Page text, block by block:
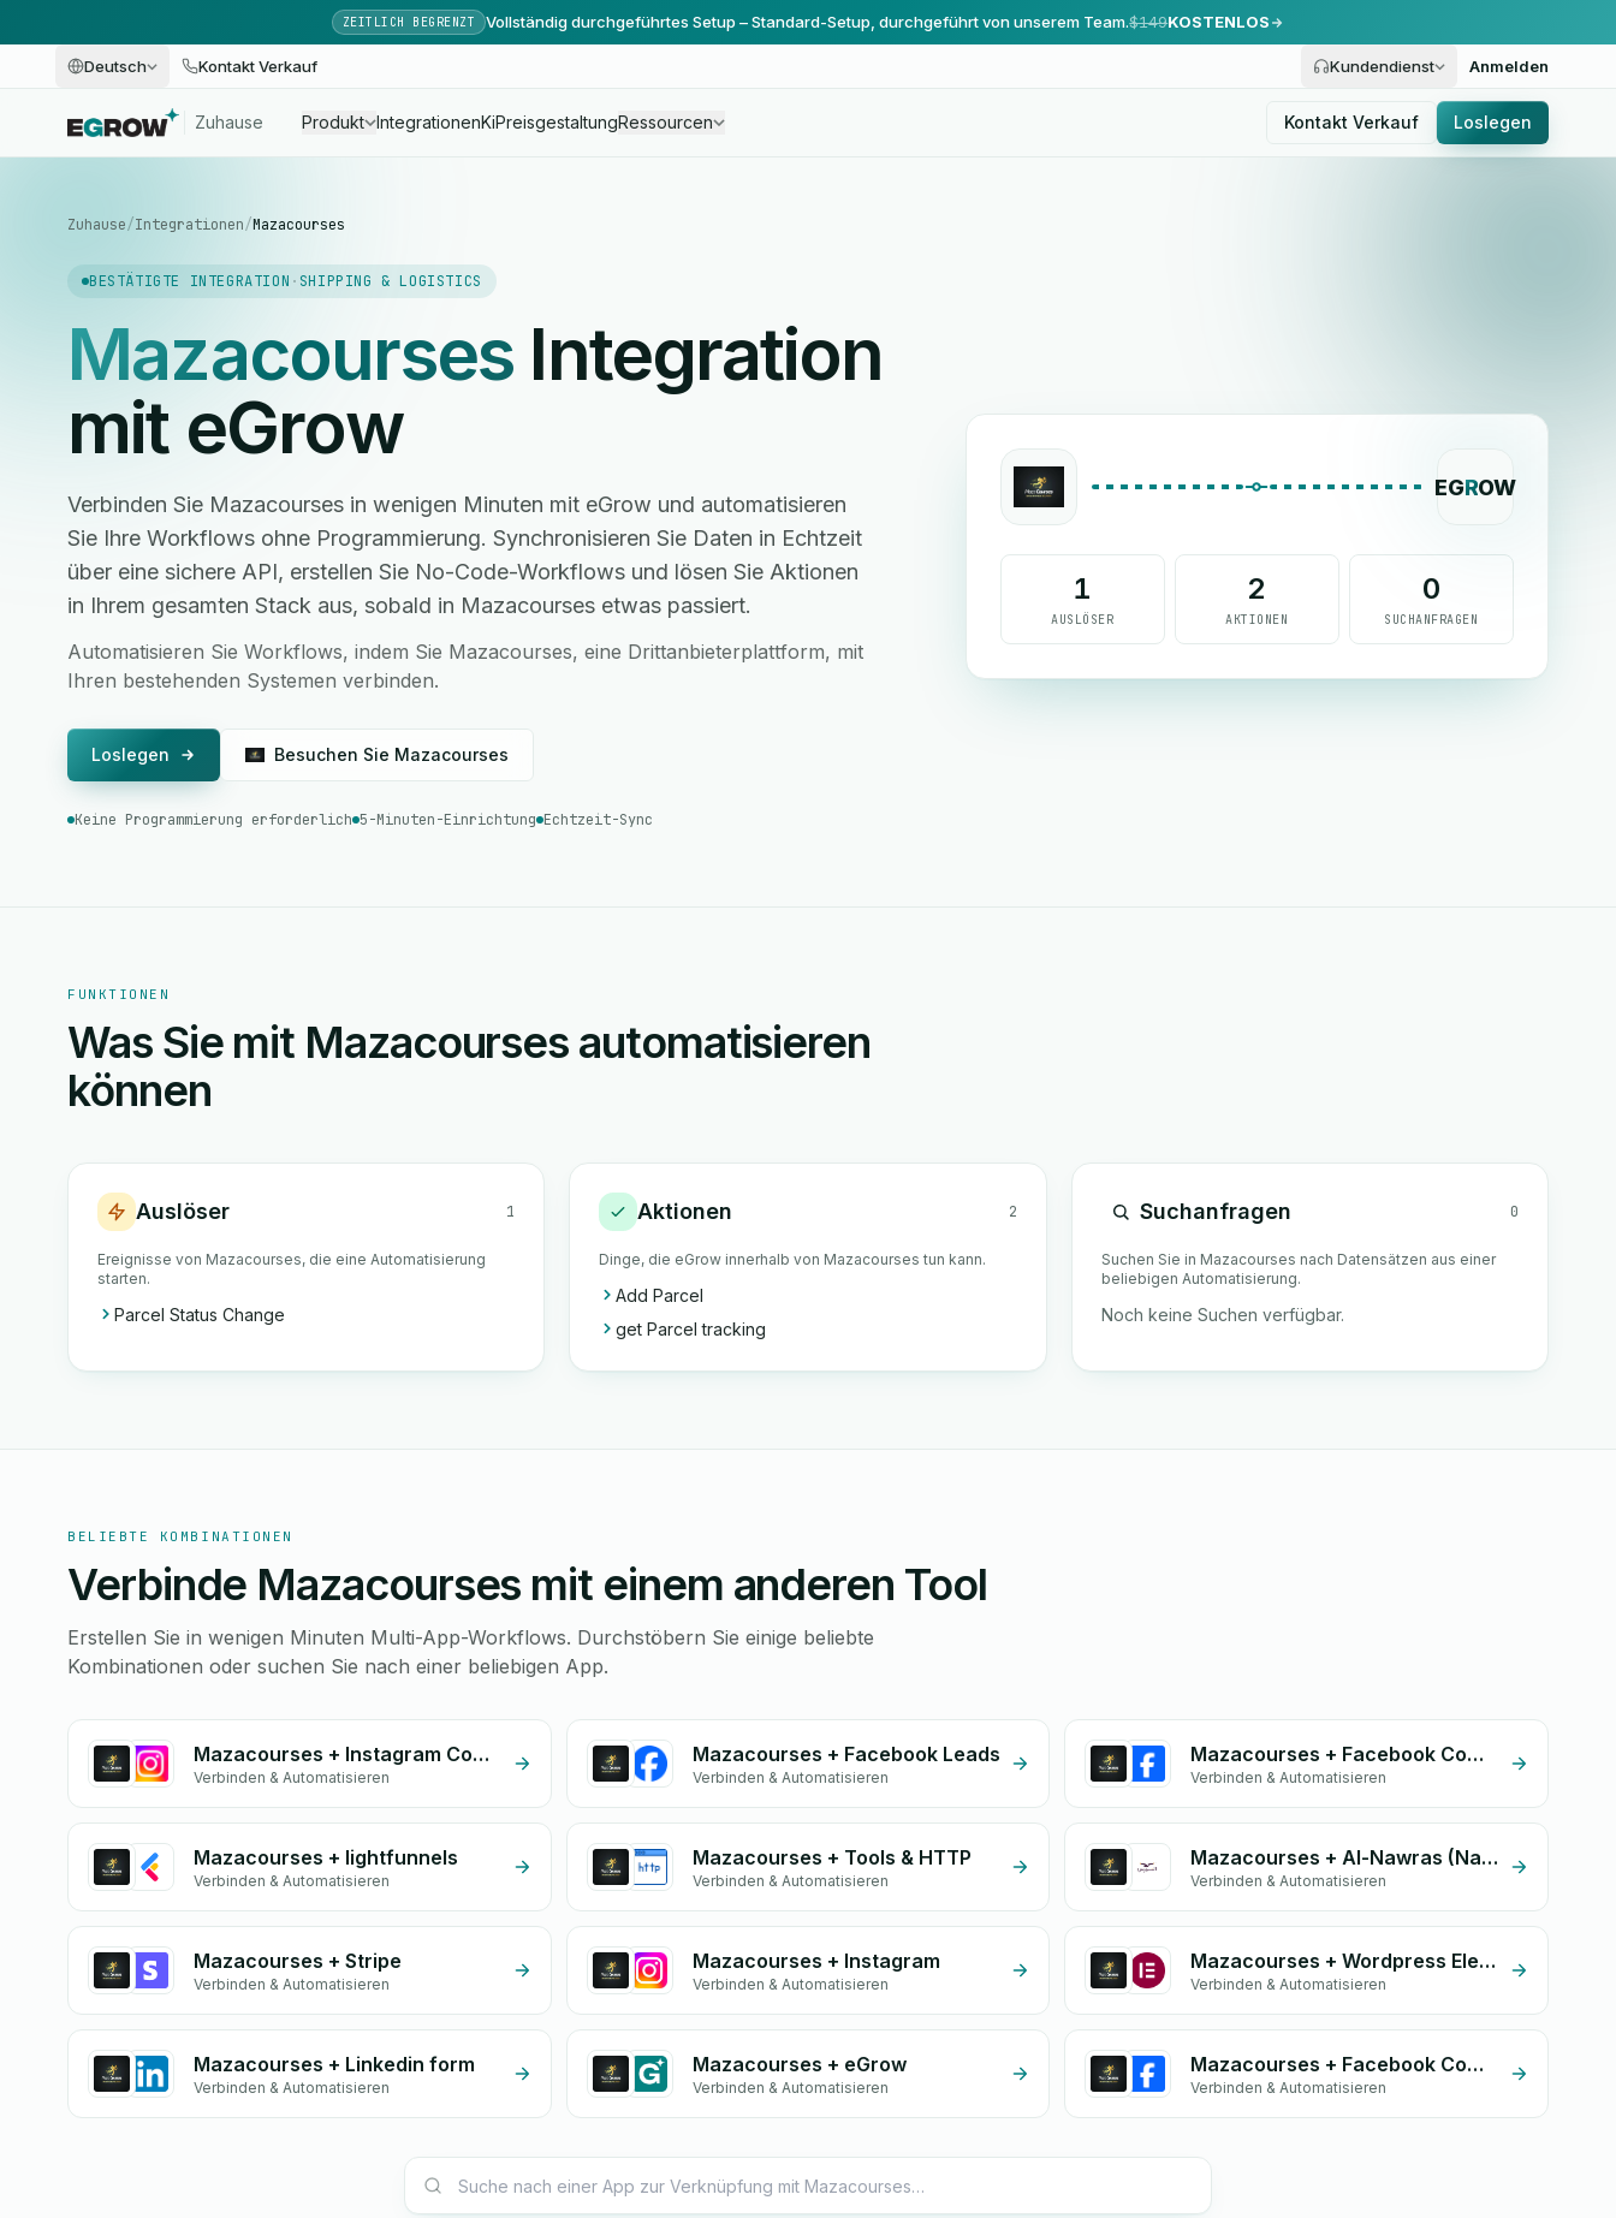
ZEITLICH BEGRENZT Vollständig durchgeführtes Setup – Standard-Setup, durchgeführt von unserem Team.$149KOSTENLOS
Deutsch Kontakt Verkauf Kundendienst Anmelden
Zuhause Produkt IntegrationenKiPreisgestaltungRessourcen Kontakt Verkauf Loslegen
Zuhause/Integrationen/Mazacourses
BESTÄTIGTE INTEGRATION · SHIPPING & LOGISTICS
Mazacourses Integration
mit eGrow
Verbinden Sie Mazacourses in wenigen Minuten mit eGrow und automatisieren
Sie Ihre Workflows ohne Programmierung. Synchronisieren Sie Daten in Echtzeit
über eine sichere API, erstellen Sie No-Code-Workflows und lösen Sie Aktionen
in Ihrem gesamten Stack aus, sobald in Mazacourses etwas passiert.
Automatisieren Sie Workflows, indem Sie Mazacourses, eine Drittanbieterplattform, mit
Ihren bestehenden Systemen verbinden.
Loslegen Besuchen Sie Mazacourses
Keine Programmierung erforderlich 5-Minuten-Einrichtung Echtzeit-Sync
EGROW
1
AUSLÖSER
2
AKTIONEN
0
SUCHANFRAGEN
FUNKTIONEN
Was Sie mit Mazacourses automatisieren
können
Auslöser 1
Ereignisse von Mazacourses, die eine Automatisierung
starten.
Parcel Status Change
Aktionen 2
Dinge, die eGrow innerhalb von Mazacourses tun kann.
Add Parcel
get Parcel tracking
Suchanfragen 0
Suchen Sie in Mazacourses nach Datensätzen aus einer
beliebigen Automatisierung.
Noch keine Suchen verfügbar.
BELIEBTE KOMBINATIONEN
Verbinde Mazacourses mit einem anderen Tool
Erstellen Sie in wenigen Minuten Multi-App-Workflows. Durchstöbern Sie einige beliebte
Kombinationen oder suchen Sie nach einer beliebigen App.
Mazacourses + Instagram Comment
Verbinden & Automatisieren
Mazacourses + Facebook Leads
Verbinden & Automatisieren
Mazacourses + Facebook Comments
Verbinden & Automatisieren
Mazacourses + lightfunnels
Verbinden & Automatisieren
Mazacourses + Tools & HTTP
Verbinden & Automatisieren
Mazacourses + Al-Nawras (Nawris)
Verbinden & Automatisieren
Mazacourses + Stripe
Verbinden & Automatisieren
Mazacourses + Instagram
Verbinden & Automatisieren
Mazacourses + Wordpress Elementor
Verbinden & Automatisieren
Mazacourses + Linkedin form
Verbinden & Automatisieren
Mazacourses + eGrow
Verbinden & Automatisieren
Mazacourses + Facebook Commerce
Verbinden & Automatisieren